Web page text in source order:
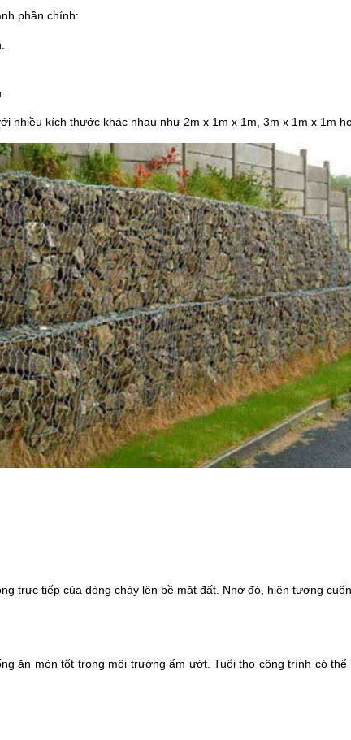
phần chính:
nhiều kích thước khác nhau như 2m x 1m x 1m, 3m x 1m x 1m
trực tiếp của dòng chảy lên bề mặt đất. Nhờ đó, hiện tượng
ăn mòn tốt trong môi trường ẩm ướt. Tuổi thọ công trình có